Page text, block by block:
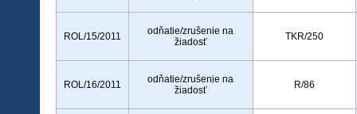
ROL/15/2011
odňatie/zrušenie na
žiadosť
TKR/250
ROL/16/2011
odňatie/zrušenie na
žiadosť
R/86